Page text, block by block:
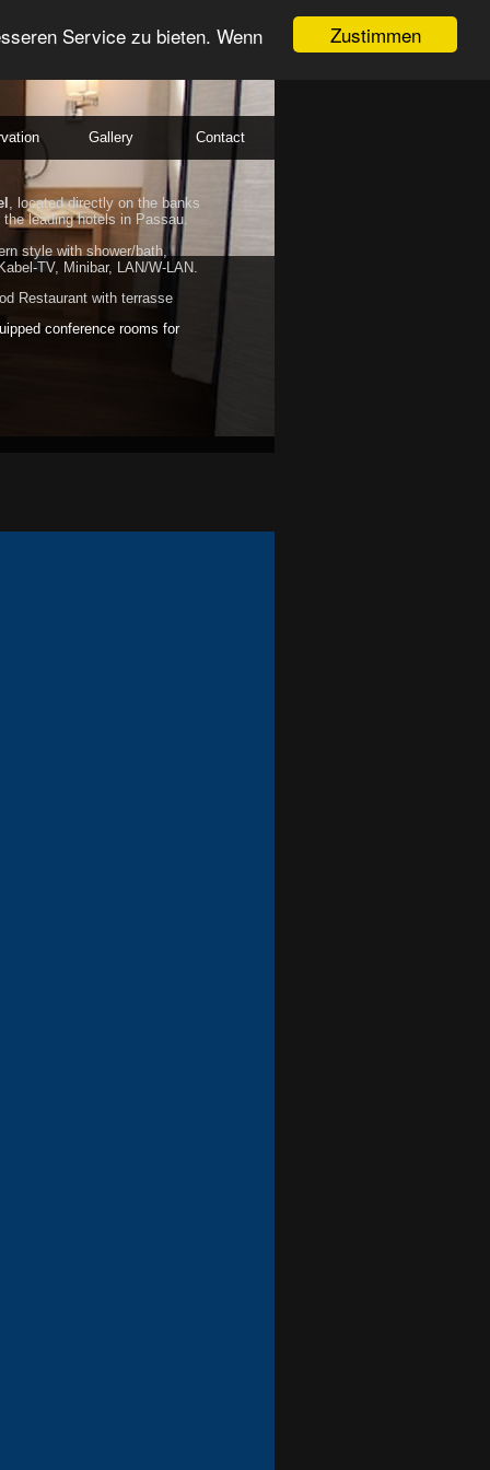
Zustimmen
Service zu bieten. Wenn
Gallery Contact
, located directly on the banks
the leading hotels in Passau.
style with shower/bath,
TV, Minibar, LAN/W-LAN.
Restaurant with terrasse
conference rooms for